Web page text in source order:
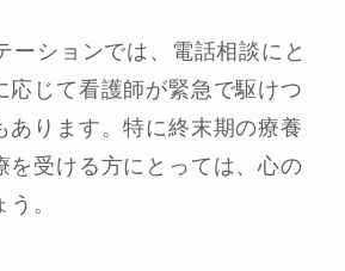
ーションでは、電話相談にと
応じて看護師が緊急で駆けつ
あります。特に終末期の療養
を受ける方にとっては、心の
。